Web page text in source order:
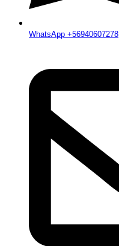
WhatsApp +56940607278